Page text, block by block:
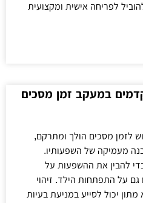
לפריחה אישית ומקצועית
במעקב זמן מסכים
לזמן מסכים הולך ומתרקם,
מעמיקה של השפעותיו.
להבין את ההשפעות על
גם על התפתחות הילד. זיהוי
יכול לסייע במניעת בעיות